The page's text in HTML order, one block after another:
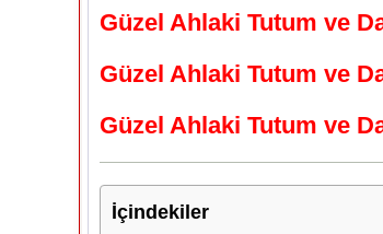
Güzel Ahlaki Tutum ve
Güzel Ahlaki Tutum ve
Güzel Ahlaki Tutum ve
İçindekiler